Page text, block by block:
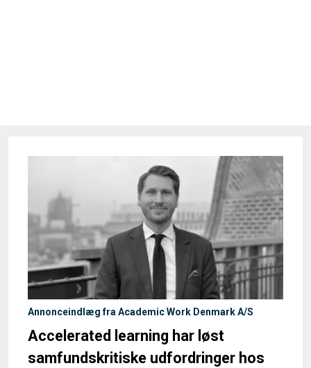
Annonceindlæg fra Academic Work Denmark A/S
Accele­rated learning har løst
samfund­skri­tiske udfordringer hos